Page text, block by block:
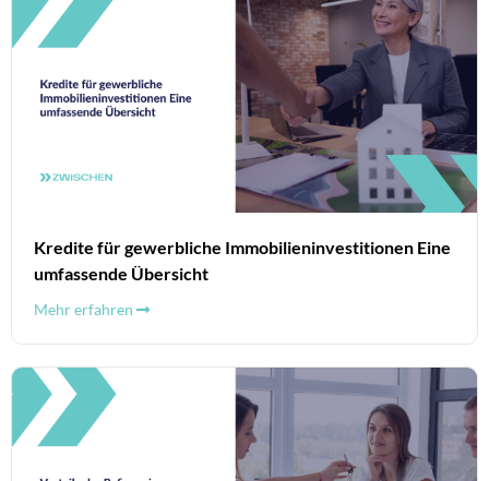
Kredite für gewerbliche Immobilieninvestitionen Eine
umfassende Übersicht
Mehr erfahren